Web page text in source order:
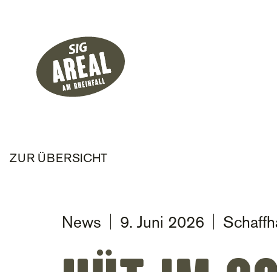
Header
SIG Gemeinnützige Stiftung
Hauptnavigation
ZUR ÜBERSICHT
News 9. Juni 2026